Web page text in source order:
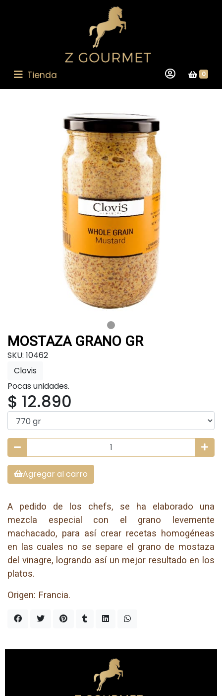
Tienda 0
MOSTAZA GRANO GR
SKU: 10462
Clovis
Pocas unidades.
$ 12.890
Agregar al carro
A pedido de los chefs, se ha elaborado una
mezcla especial con el grano levemente
machacado, para así crear recetas homogéneas
en las cuales no se separe el grano de mostaza
del vinagre, logrando así un mejor resultado en los
platos.
Origen: Francia.